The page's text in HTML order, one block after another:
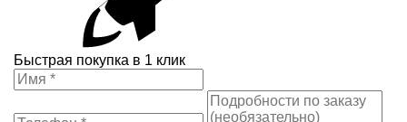
Быстрая покупка в 1 клик